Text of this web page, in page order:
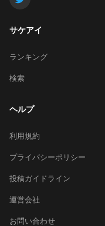
サケアイ
ランキング
検索
ヘルプ
利用規約
プライバシーポリシー
投稿ガイドライン
運営会社
お問い合わせ